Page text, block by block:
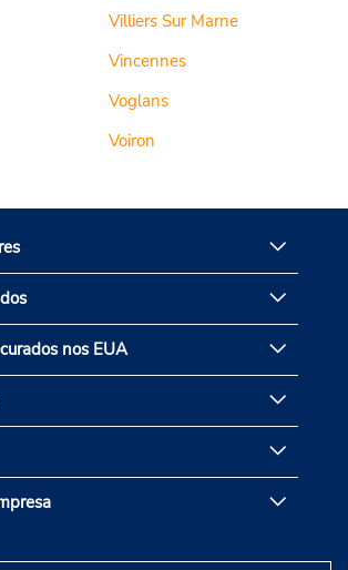
Villiers Sur Marne
Vincennes
Voglans
Voiron
nos EUA